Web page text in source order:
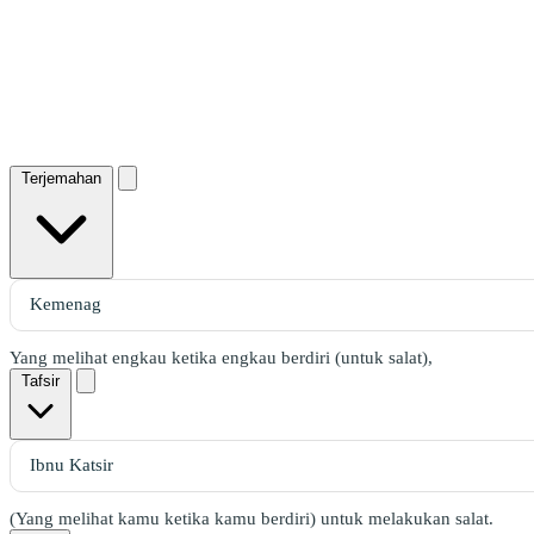
Terjemahan
Yang melihat engkau ketika engkau berdiri (untuk salat),
Tafsir
(Yang melihat kamu ketika kamu berdiri) untuk melakukan salat.